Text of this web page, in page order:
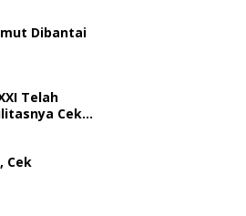
Dibantai
Telah
Cek
Cek